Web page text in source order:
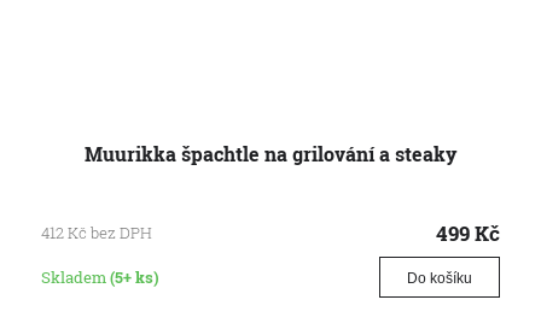
Muurikka špachtle na grilování a steaky
412Kč bez DPH 499Kč
Skladem(5+ ks) Do košíku